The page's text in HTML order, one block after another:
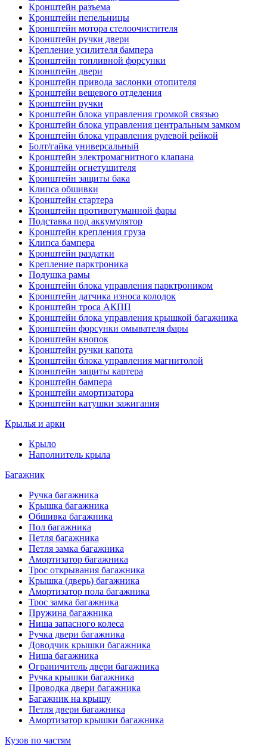
Кронштейн разъема
Кронштейн пепельницы
Кронштейн мотора стелоочистителя
Кронштейн ручки двери
Крепление усилителя бампера
Кронштейн топливной форсунки
Кронштейн двери
Кронштейн привода заслонки отопителя
Кронштейн вещевого отделения
Кронштейн ручки
Кронштейн блока управления громкой связью
Кронштейн блока управления центральным замком
Кронштейн блока управления рулевой рейкой
Болт/гайка универсальный
Кронштейн электромагнитного клапана
Кронштейн огнетушителя
Кронштейн защиты бака
Клипса обшивки
Кронштейн стартера
Кронштейн противотуманной фары
Подставка под аккумулятор
Кронштейн крепления груза
Клипса бампера
Кронштейн раздатки
Крепление парктроника
Подушка рамы
Кронштейн блока управления парктроником
Кронштейн датчика износа колодок
Кронштейн троса АКПП
Кронштейн блока управления крышкой багажника
Кронштейн форсунки омывателя фары
Кронштейн кнопок
Кронштейн ручки капота
Кронштейн блока управления магнитолой
Кронштейн защиты картера
Кронштейн бампера
Кронштейн амортизатора
Кронштейн катушки зажигания
Крылья и арки
Крыло
Наполнитель крыла
Багажник
Ручка багажника
Крышка багажника
Обшивка багажника
Пол багажника
Петля багажника
Петля замка багажника
Амортизатор багажника
Трос открывания багажника
Крышка (дверь) багажника
Амортизатор пола багажника
Трос замка багажника
Пружина багажника
Ниша запасного колеса
Ручка двери багажника
Доводчик крышки багажника
Ниша багажника
Ограничитель двери багажника
Ручка крышки багажника
Проводка двери багажника
Багажник на крышу
Петля двери багажника
Амортизатор крышки багажника
Кузов по частям